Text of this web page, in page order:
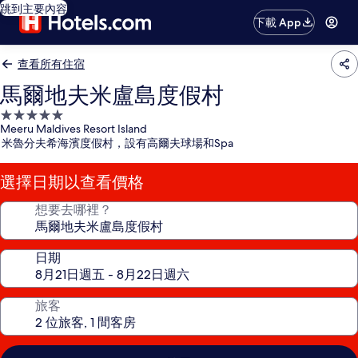
跳到主要內容
下載 App
查看所有住宿
馬爾地夫米盧島度假村
5.0
星
級
住
宿
Meeru Maldives Resort Island
米魯分夫希海濱度假村，設有高爾夫球場和Spa
選擇日期以查看價格
想要去哪裡？
日期
旅客